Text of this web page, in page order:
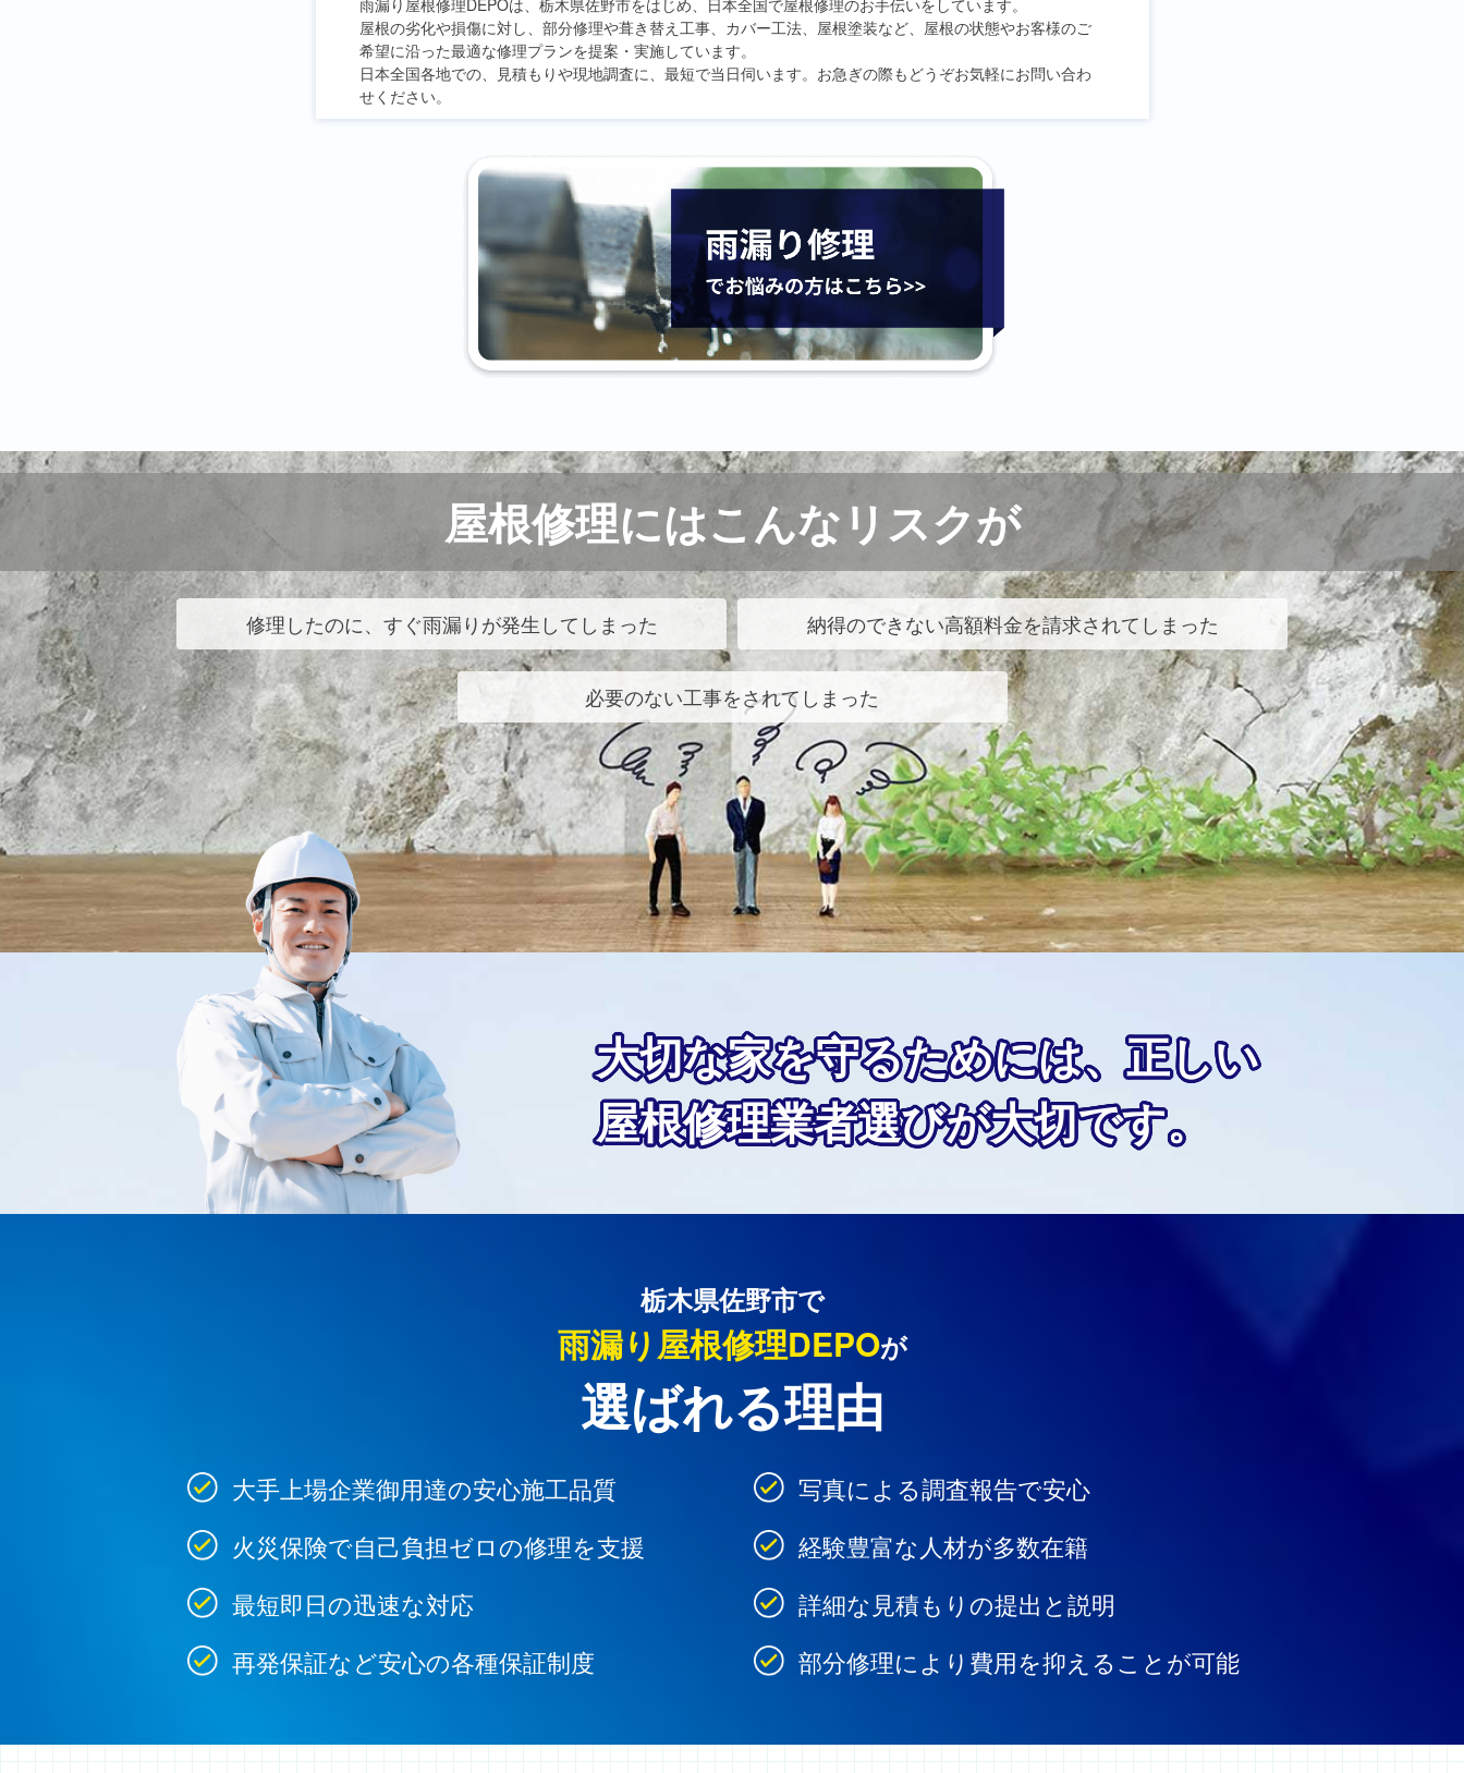
屋根の劣化や損傷に対し、部分修理や葺き替え工事、カバー工法、屋根塗装など、屋根の状態やお客様のご
希望に沿った最適な修理プランを提案・実施しています。
日本全国各地での、見積もりや現地調査に、最短で当日伺います。お急ぎの際もどうぞお気軽にお問い合わ
せください。
屋根修理にはこんなリスクが
修理したのに、すぐ雨漏りが発生してしまった 納得のできない高額料金を請求されてしまった
必要のない工事をされてしまった
大切な家を守るためには、正しい
屋根修理業者選びが大切です。
栃木県佐野市で
雨漏り屋根修理DEPOが
選ばれる理由
大手上場企業御用達の安心施工品質
写真による調査報告で安心
火災保険で自己負担ゼロの修理を支援
経験豊富な人材が多数在籍
最短即日の迅速な対応
詳細な見積もりの提出と説明
再発保証など安心の各種保証制度
部分修理により費用を抑えることが可能